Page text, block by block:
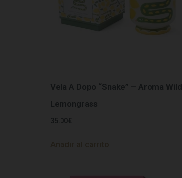
Vela A Dopo “Snake” – Aroma Wild
Lemongrass
35.00 €